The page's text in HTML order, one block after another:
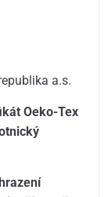
a.s.
Oeko-Tex